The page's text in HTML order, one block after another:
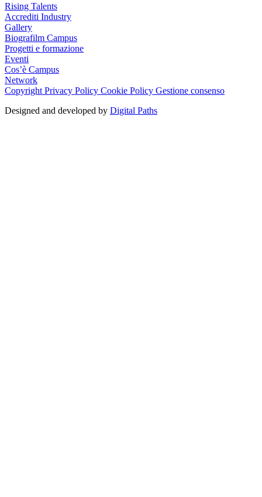
Rising Talents
Accrediti Industry
Gallery
Biografilm Campus
Progetti e formazione
Eventi
Cos’è Campus
Network
Copyright Privacy Policy Cookie Policy Gestione consenso
Designed and developed by Digital Paths